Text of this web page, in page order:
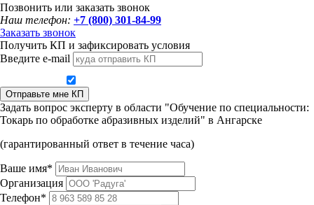
Позвонить или заказать звонок
Наш телефон: +7 (800) 301-84-99
Заказать звонок
Получить КП и зафиксировать условия
Введите e-mail
Отправьте мне КП
Задать вопрос эксперту в области "Обучение по специальности:
Токарь по обработке абразивных изделий" в Ангарске
(гарантированный ответ в течение часа)
Ваше имя*
Организация
Телефон*